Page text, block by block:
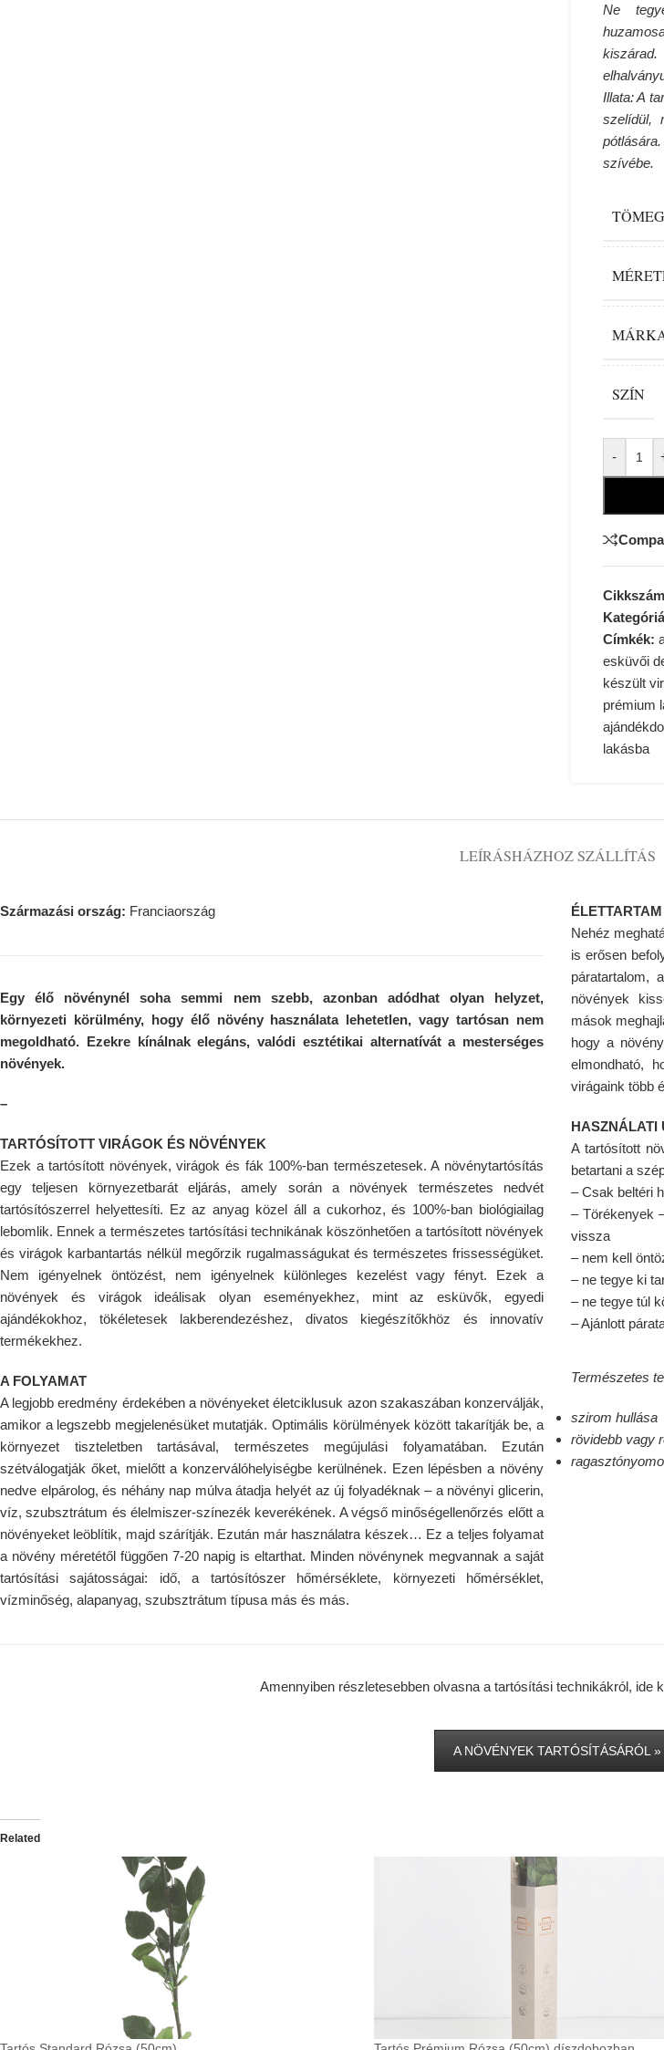
Ne
kiszárad.
Illata: A
szelídül,
szívébe.
TÖMEG
SZÍN
-
Címkék:
esküvői
készült
prémium
lakásba
LEÍRÁSHÁZHOZ SZÁLLÍTÁS
Származási ország: Franciaország
Egy élő növénynél soha semmi nem szebb, azonban adódhat olyan helyzet,
környezeti körülmény, hogy élő növény használata lehetetlen, vagy tartósan nem
megoldható. Ezekre kínálnak elegáns, valódi esztétikai alternatívát a mesterséges
növények.
–
TARTÓSÍTOTT VIRÁGOK ÉS NÖVÉNYEK
Ezek a tartósított növények, virágok és fák 100%-ban természetesek. A növénytartósítás
egy teljesen környezetbarát eljárás, amely során a növények természetes nedvét
tartósítószerrel helyettesíti. Ez az anyag közel áll a cukorhoz, és 100%-ban biológiailag
lebomlik. Ennek a természetes tartósítási technikának köszönhetően a tartósított növények
és virágok karbantartás nélkül megőrzik rugalmasságukat és természetes frissességüket.
Nem igényelnek öntözést, nem igényelnek különleges kezelést vagy fényt. Ezek a
növények és virágok ideálisak olyan eseményekhez, mint az esküvők, egyedi
ajándékokhoz, tökéletesek lakberendezéshez, divatos kiegészítőkhöz és innovatív
termékekhez.
A FOLYAMAT
A legjobb eredmény érdekében a növényeket életciklusuk azon szakaszában konzerválják,
amikor a legszebb megjelenésüket mutatják. Optimális körülmények között takarítják be, a
környezet tiszteletben tartásával, természetes megújulási folyamatában. Ezután
szétválogatják őket, mielőtt a konzerválóhelyiségbe kerülnének. Ezen lépésben a növény
nedve elpárolog, és néhány nap múlva átadja helyét az új folyadéknak – a növényi glicerin,
víz, szubsztrátum és élelmiszer-színezék keverékének. A végső minőségellenőrzés előtt a
növényeket leöblítik, majd szárítják. Ezután már használatra készek… Ez a teljes folyamat
a növény méretétől függően 7-20 napig is eltarthat. Minden növénynek megvannak a saját
tartósítási sajátosságai: idő, a tartósítószer hőmérséklete, környezeti hőmérséklet,
vízminőség, alapanyag, szubsztrátum típusa más és más.
ÉLETTARTAM
Nehéz
is erősen
páratartalom,
növények
mások
hogy a
elmondható,
virágaink több
HASZNÁLATI
A tartósított
betartani a
– Csak beltéri
– Törékenyek
vissza
– nem kell
– ne tegye ki
– ne tegye túl
– Ajánlott
Természetes
szirom hullása
rövidebb vagy
Amennyiben részletesebben olvasna a tartósítási technikákról, ide
A NÖVÉNYEK TARTÓSÍTÁSÁRÓL »
Related